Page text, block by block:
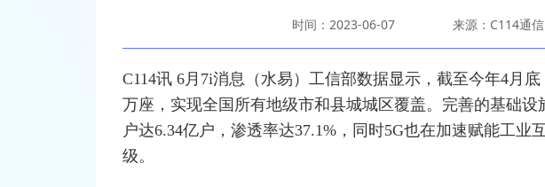
时间：2023-06-07 来源：C114通
C114讯 6月7i消息（水易） 工信部数据显示，截至今年4月底
万座，实现全国所有地级市和县城城区覆盖。完善的基础设
户达6.34亿户，渗透率达37.1%，同时5G也在加速赋能工业
级。